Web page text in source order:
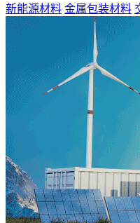
新能源材料 金属包装材料